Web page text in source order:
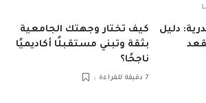
دليل
كيف تختار وجهتك الجامعية
بثقة وتبني مستقبلًا أكاديميًا
ناجحًا؟
7 دقيقة للقراءة